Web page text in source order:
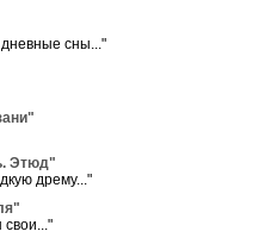
сны..."
Этюд"
дрему..."